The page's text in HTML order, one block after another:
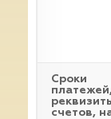
Сроки
счетов,